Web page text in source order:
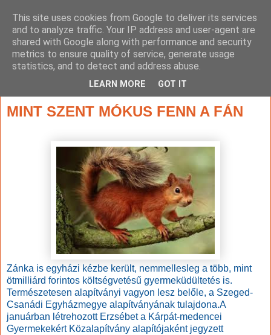
MINT SZENT MÓKUS FENN A FÁN
Zánka is egyházi kézbe került, nemmellesleg a több, mint
ötmilliárd forintos költségvetésű gyermeküdültetés is.
Természetesen alapítványi vagyon lesz belőle, a Szeged-
Csanádi Egyházmegye alapítványának tulajdona.A
januárban létrehozott Erzsébet a Kárpát-medencei
Gyermekekért Közalapítvány alapítójaként jegyzett
This site uses cookies from Google to deliver its services
and to analyze traffic. Your IP address and user-agent are
shared with Google along with performance and security
metrics to ensure quality of service, generate usage
statistics, and to detect and address abuse.
LEARN MORE GOT IT